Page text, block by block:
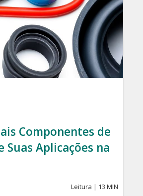
Componentes de
Suas Aplicações na
Leitura | 13 MIN